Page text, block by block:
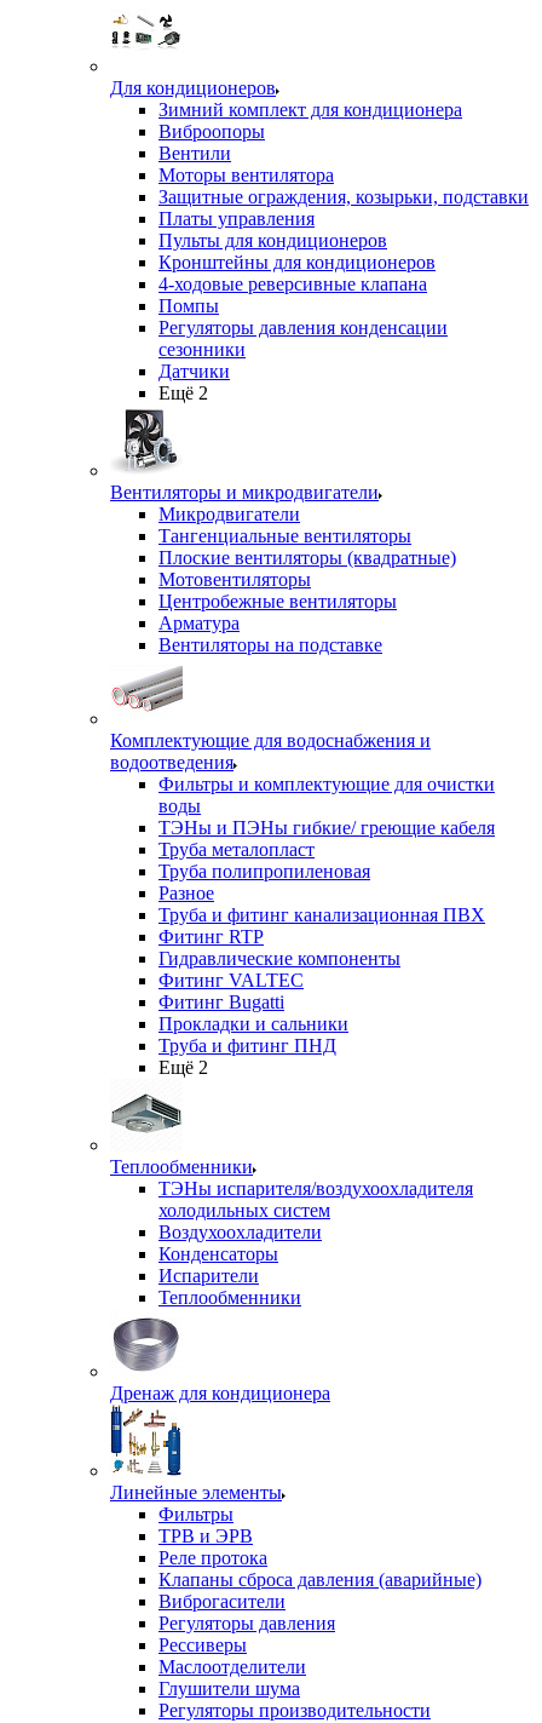
Для кондиционеров
Зимний комплект для кондиционера
Виброопоры
Вентили
Моторы вентилятора
Защитные ограждения, козырьки, подставки
Платы управления
Пульты для кондиционеров
Кронштейны для кондиционеров
4-ходовые реверсивные клапана
Помпы
Регуляторы давления конденсации
сезонники
Датчики
Ещё 2
Вентиляторы и микродвигатели
Микродвигатели
Тангенциальные вентиляторы
Плоские вентиляторы (квадратные)
Мотовентиляторы
Центробежные вентиляторы
Арматура
Вентиляторы на подставке
Комплектующие для водоснабжения и
водоотведения
Фильтры и комплектующие для очистки
воды
ТЭНы и ПЭНы гибкие/ греющие кабеля
Труба металопласт
Труба полипропиленовая
Разное
Труба и фитинг канализационная ПВХ
Фитинг RTP
Гидравлические компоненты
Фитинг VALTEC
Фитинг Bugatti
Прокладки и сальники
Труба и фитинг ПНД
Ещё 2
Теплообменники
ТЭНы испарителя/воздухоохладителя
холодильных систем
Воздухоохладители
Конденсаторы
Испарители
Теплообменники
Дренаж для кондиционера
Линейные элементы
Фильтры
ТРВ и ЭРВ
Реле протока
Клапаны сброса давления (аварийные)
Виброгасители
Регуляторы давления
Рессиверы
Маслоотделители
Глушители шума
Регуляторы производительности